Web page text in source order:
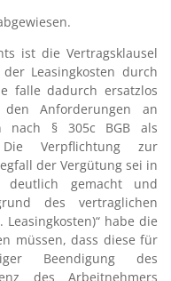
ist die Vertragsklausel
Leasingkosten durch
falle dadurch ersatzlos
Anforderungen an
nach § 305c BGB als
Verpflichtung zur
der Vergütung sei in
deutlich gemacht und
des vertraglichen
habe die
müssen, dass diese für
Beendigung des
des Arbeitnehmers